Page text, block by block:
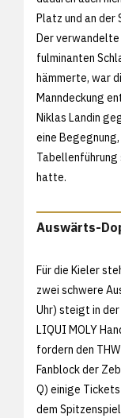
Platz und an der
Der verwandelte
fulminanten
hämmerte, war
Manndeckung
Niklas Landin
eine
hatte.
Auswärts-
Für die Kieler
zwei schwere
Uhr) steigt in
LIQUI MOLY
fordern den
Fanblock der
Q) einige Tickets
dem